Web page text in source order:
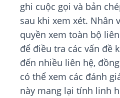
ghi cuộc gọi và bản
sau khi xem xét. Nhân
quyền xem toàn bộ
để điều tra các vấn đề
đến nhiều liên hệ,
có thể xem các đánh
này mang lại tính linh